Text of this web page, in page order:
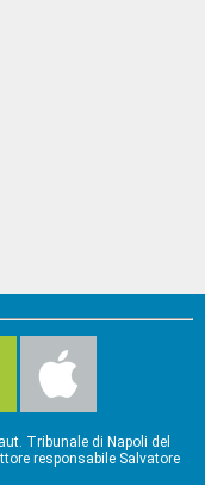
Tribunale di Napoli del
responsabile Salvatore